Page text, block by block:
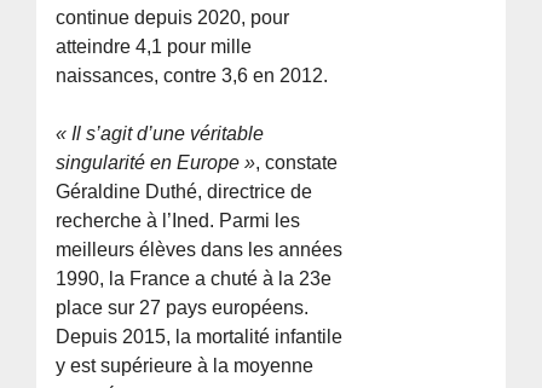
continue depuis 2020, pour
atteindre 4,1 pour mille
naissances, contre 3,6 en 2012.
« Il s’agit d’une véritable
singularité en Europe », constate
Géraldine Duthé, directrice de
recherche à l’Ined. Parmi les
meilleurs élèves dans les années
1990, la France a chuté à la 23e
place sur 27 pays européens.
Depuis 2015, la mortalité infantile
y est supérieure à la moyenne